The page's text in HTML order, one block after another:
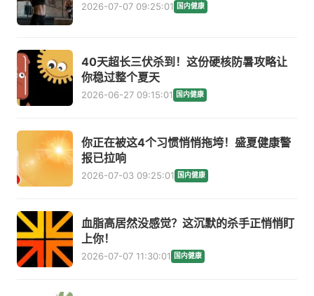
2026-07-07 09:25:01 国内健康
40天超长三伏杀到！这份硬核防暑攻略让
你稳过整个夏天
2026-06-27 09:15:01 国内健康
你正在被这4个习惯悄悄拖垮！盛夏健康警
报已拉响
2026-07-03 09:25:01 国内健康
血脂高居然没感觉？这沉默的杀手正悄悄盯
上你！
2026-07-07 11:30:01 国内健康